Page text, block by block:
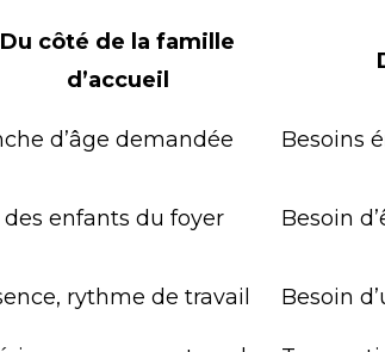
Du côté de la famille
d’accueil
d’âge demandée Besoins
des enfants du foyer Besoin
rythme de travail Besoin